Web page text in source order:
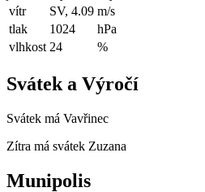
vítr
SV, 4.09 m/s
tlak
1024
hPa
vlhkost 24 %
Svátek a Výročí
Svátek má Vavřinec
Zítra má svátek Zuzana
Munipolis